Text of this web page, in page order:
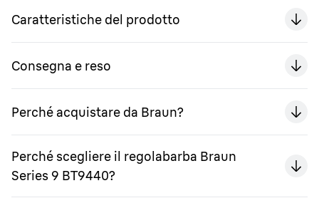
Caratteristiche del prodotto
Consegna e reso
Perché acquistare da Braun?
Perché scegliere il regolabarba Braun
Series 9 BT9440?